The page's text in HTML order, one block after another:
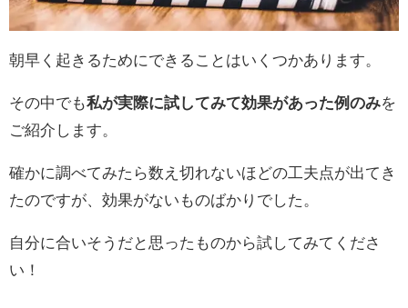
朝早く起きるためにできることはいくつかあります。
その中でも私が実際に試してみて効果があった例のみを
ご紹介します。
確かに調べてみたら数え切れないほどの工夫点が出てき
たのですが、効果がないものばかりでした。
自分に合いそうだと思ったものから試してみてくださ
い！